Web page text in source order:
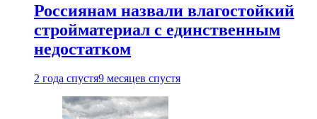
Россиянам назвали влагостойкий
стройматериал с единственным
недостатком
2 года спустя9 месяцев спустя